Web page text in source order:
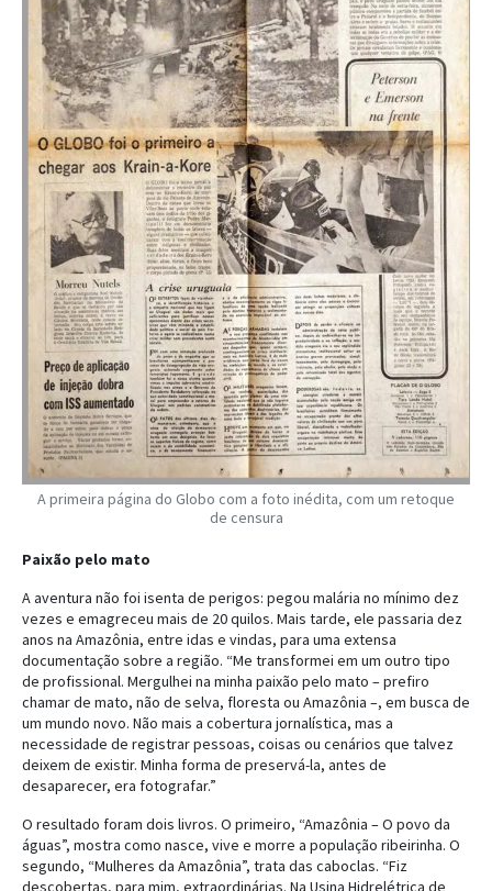
A primeira página do Globo com a foto inédita, com um retoque
de censura
Paixão pelo mato
A aventura não foi isenta de perigos: pegou malária no mínimo dez
vezes e emagreceu mais de 20 quilos. Mais tarde, ele passaria dez
anos na Amazônia, entre idas e vindas, para uma extensa
documentação sobre a região. “Me transformei em um outro tipo
de profissional. Mergulhei na minha paixão pelo mato – prefiro
chamar de mato, não de selva, floresta ou Amazônia –, em busca de
um mundo novo. Não mais a cobertura jornalística, mas a
necessidade de registrar pessoas, coisas ou cenários que talvez
deixem de existir. Minha forma de preservá-la, antes de
desaparecer, era fotografar.”
O resultado foram dois livros. O primeiro, “Amazônia – O povo da
águas”, mostra como nasce, vive e morre a população ribeirinha. O
segundo, “Mulheres da Amazônia”, trata das caboclas. “Fiz
descobertas, para mim, extraordinárias. Na Usina Hidrelétrica de